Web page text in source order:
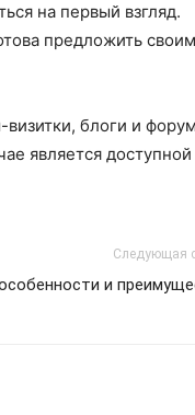
на первый взгляд.
предложить своим
блоги и
является доступной
Следующая
и